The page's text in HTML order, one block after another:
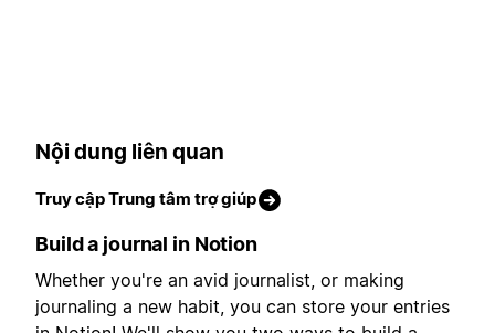
Nội dung liên quan
Truy cập Trung tâm trợ giúp
Build a journal in Notion
Whether you're an avid journalist, or making
journaling a new habit, you can store your entries